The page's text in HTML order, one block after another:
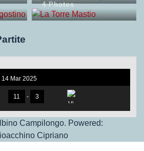
4 Photos
14 Mar 2025
11 - 3
Campilongo. Powered:
Cipriano